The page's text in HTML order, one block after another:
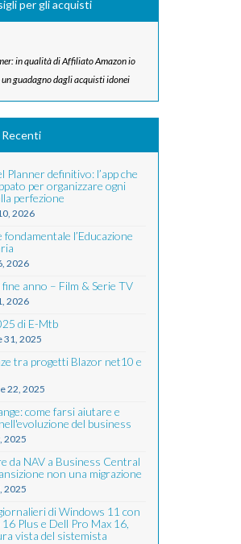
per gli acquisti
in qualità di Affiliato Amazon io
guadagno dagli acquisti idonei
Planner definitivo: l’app che
per organizzare ogni
perfezione
2026
fondamentale l’Educazione
2026
fine anno – Film & Serie TV
2026
di E-Mtb
31, 2025
tra progetti Blazor net10 e
22, 2025
come farsi aiutare e
del business
2025
da NAV a Business Central
non una migrazione
2025
di Windows 11 con
Plus e Dell Pro Max 16,
vista del sistemista